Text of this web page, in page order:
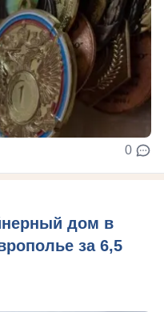
0
дом в
за 6,5